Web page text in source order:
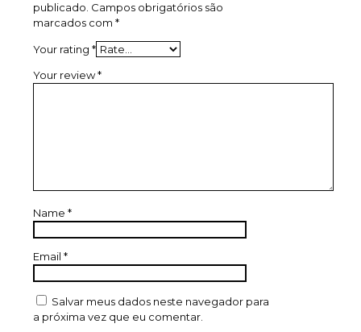
publicado. Campos obrigatórios são
marcados com *
Your rating *
Your review*
Name *
Email *
Salvar meus dados neste navegador para
a próxima vez que eu comentar.